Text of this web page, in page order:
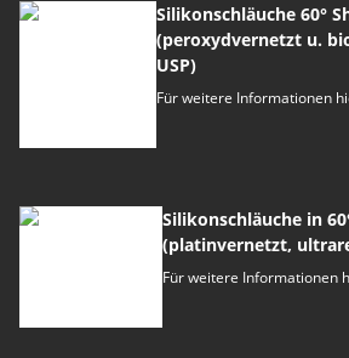
Silikonschläuche 60°
(peroxydvernetzt u.
USP)
Für weitere Informationen
Silikonschläuche in
(platinvernetzt,
Für weitere Informationen